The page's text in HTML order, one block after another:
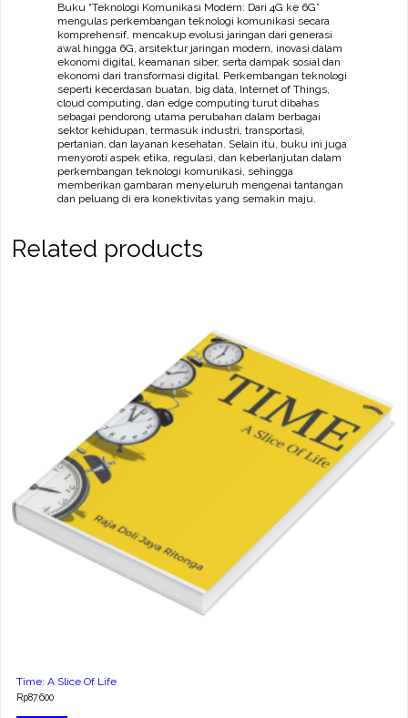
Buku “Teknologi Komunikasi Modern: Dari 4G ke 6G”
mengulas perkembangan teknologi komunikasi secara
komprehensif, mencakup evolusi jaringan dari generasi
awal hingga 6G, arsitektur jaringan modern, inovasi dalam
ekonomi digital, keamanan siber, serta dampak sosial dan
ekonomi dari transformasi digital. Perkembangan teknologi
seperti kecerdasan buatan, big data, Internet of Things,
cloud computing, dan edge computing turut dibahas
sebagai pendorong utama perubahan dalam berbagai
sektor kehidupan, termasuk industri, transportasi,
pertanian, dan layanan kesehatan. Selain itu, buku ini juga
menyoroti aspek etika, regulasi, dan keberlanjutan dalam
perkembangan teknologi komunikasi, sehingga
memberikan gambaran menyeluruh mengenai tantangan
dan peluang di era konektivitas yang semakin maju.
Related products
Time: A Slice Of Life
Rp87.600